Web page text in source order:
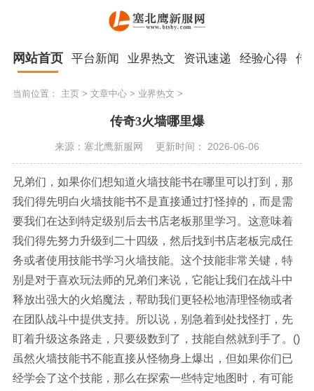
网站首页 平台新闻 业界热文 资讯速递 经验心得 传
当前位置： 主页> 文章中心> 业界热文 >
传奇3火墙哪里爆
来源：塞北鹰新服网 更新时间： 2026-06-06
兄弟们，如果你们想知道火墙技能书在哪里可以打到，那
我们得先明白火墙技能书不是直接通过打怪掉的，而是需
要我们在达到特定级别后去书店老板那里学习。这意味着
我们得先努力升级到二十四级，然后找到书店老板完成任
务或者使用技能书学习火墙技能。这个技能非常关键，特
别是对于喜欢玩法师的兄弟们来说，它能让我们在战斗中
释放出强大的火焰魔法，帮助我们更轻松地清理怪物或者
在团队战斗中提供支持。所以说，别急着到处找怪打，先
盯着升级这条路走，只要级数到了，技能自然就到手了。()
虽然火墙技能书不能直接从怪物身上爆出，但如果你们已
经学会了这个技能，那么在探索一些特定地图时，有可能